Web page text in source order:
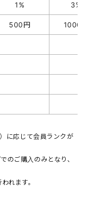
1% 3%
500円 1000
に応じて会員ランクが
のご購入のみとなり、
れます。